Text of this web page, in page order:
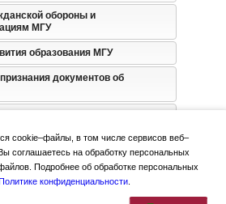
обороны и
МГУ
образования МГУ
документов об
конфиденциальности
cookie–файлы, в том числе сервисов веб–
соглашаетесь на обработку персональных
Подробнее об обработке персональных
конфиденциальности